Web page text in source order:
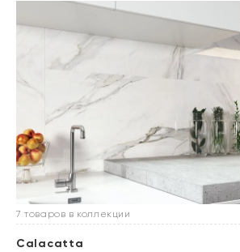
7 товаров в коллекции
Calacatta